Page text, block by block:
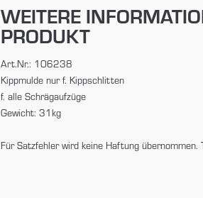
WEITERE
PRODUKT
Art.Nr.: 106238
Kippmulde nur f. Kippschlitten
f. alle Schrägaufzüge
Gewicht: 31kg
Für Satzfehler wird keine Haftung übernommen.